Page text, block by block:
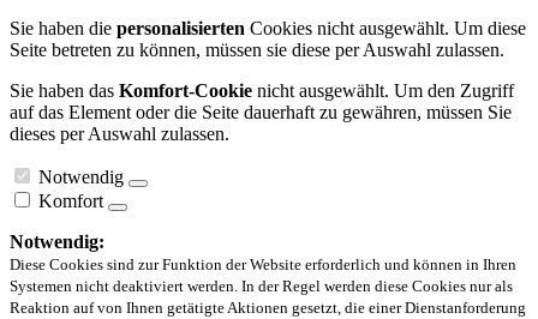
Sie haben die personalisierten Cookies nicht ausgewählt. Um diese
Seite betreten zu können, müssen sie diese per Auswahl zulassen.
Sie haben das Komfort-Cookie nicht ausgewählt. Um den Zugriff
auf das Element oder die Seite dauerhaft zu gewähren, müssen Sie
dieses per Auswahl zulassen.
Notwendig
Komfort
Notwendig:
Diese Cookies sind zur Funktion der Website erforderlich und können in Ihren
Systemen nicht deaktiviert werden. In der Regel werden diese Cookies nur als
Reaktion auf von Ihnen getätigte Aktionen gesetzt, die einer Dienstanforderung